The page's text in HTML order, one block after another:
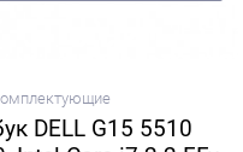
DELL G15 5510